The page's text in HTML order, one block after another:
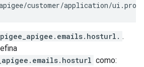
customer/application/
.
como: